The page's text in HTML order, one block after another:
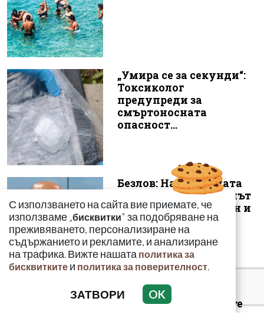
„Умира се за секунди“:
Токсиколог
предупреди за
смъртоносната
опасност...
Безлов: Най-голямата
опасност е фентанилът
да се смесва с кокаин и
„би...
Кметът на Банско:
Случаят с младежите
С използването на сайта вие приемате, че
използваме „бисквитки" за подобряване на
преживяването, персонализиране на
съдържанието и рекламите, и анализиране
на трафика. Вижте нашата политика за
бисквитките и политика за поверителност.
ЗАТВОРИ OK